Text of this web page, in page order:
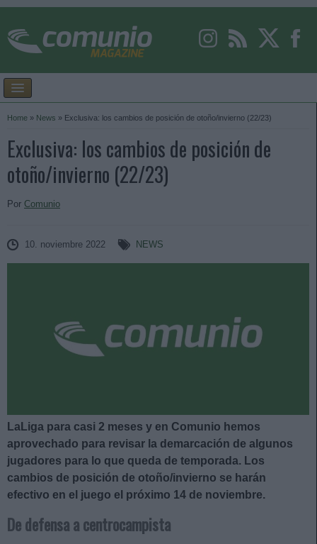
Home » News » Exclusiva: los cambios de posición de otoño/invierno (22/23)
Exclusiva: los cambios de posición de
otoño/invierno (22/23)
Por Comunio
10. noviembre 2022 NEWS
LaLiga para casi 2 meses y en Comunio hemos
aprovechado para revisar la demarcación de algunos
jugadores para lo que queda de temporada. Los
cambios de posición de otoño/invierno se harán
efectivo en el juego el próximo 14 de noviembre.
De defensa a centrocampista